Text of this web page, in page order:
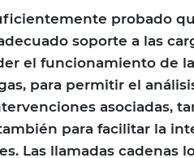
probado
soporte a las
el funcionamiento de
para permitir el
asociadas,
para facilitar la
Las llamadas cadenas